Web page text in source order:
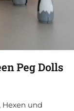
Peg Dolls
Hexen und